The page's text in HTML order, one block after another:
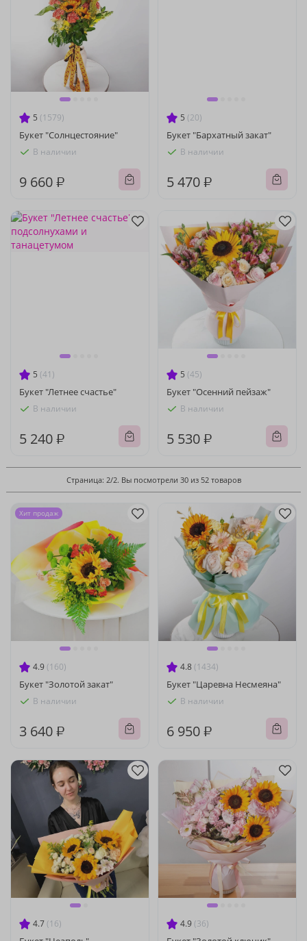
5 (1579)
Букет "Солнцестояние"
В наличии
9 660 ₽
5 (20)
Букет "Бархатный закат"
В наличии
5 470 ₽
5 (41)
Букет "Летнее счастье"
В наличии
5 240 ₽
5 (45)
Букет "Осенний пейзаж"
В наличии
5 530 ₽
Страница: 2/2. Вы посмотрели 30 из 52 товаров
4.9 (160)
Букет "Золотой закат"
В наличии
3 640 ₽
Хит продаж
4.8 (1434)
Букет "Царевна Несмеяна"
В наличии
6 950 ₽
4.7 (16) 4.9 (36)